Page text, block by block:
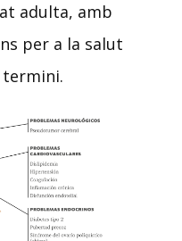
adulta, amb
per a la salut